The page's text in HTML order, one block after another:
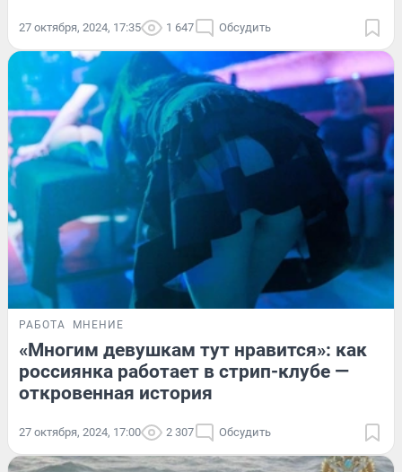
27 октября, 2024, 17:35 1 647 Обсудить
РАБОТА МНЕНИЕ
«Многим девушкам тут нравится»: как
россиянка работает в стрип-клубе —
откровенная история
27 октября, 2024, 17:00 2 307 Обсудить